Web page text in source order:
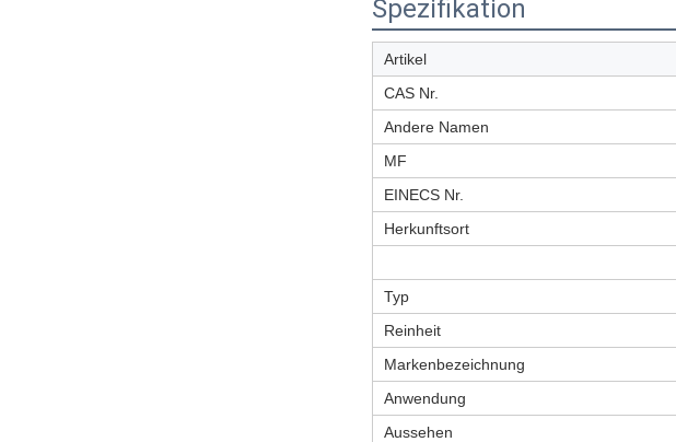
Spezifikation
Artikel
CAS Nr.
Andere Namen
MF
EINECS Nr.
Herkunftsort
Typ
Reinheit
Markenbezeichnung
Anwendung
Aussehen